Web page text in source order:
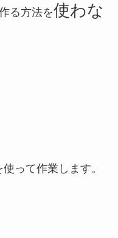
る方法を使わな
使って作業します。